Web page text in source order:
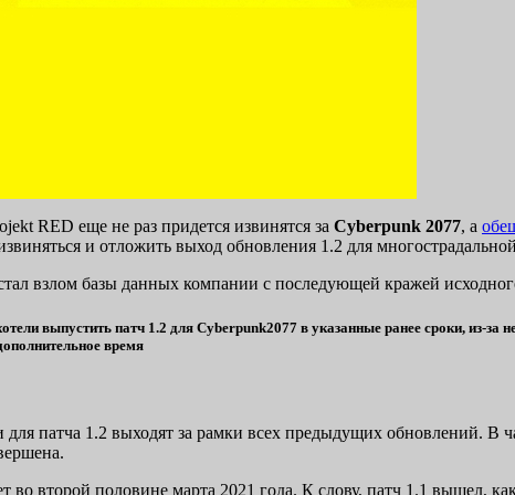
RED еще не раз придется извинятся за Cyberpunk 2077, а
и отложить выход обновления 1.2 для
взлом базы данных компании с последующей кражей
выпустить патч 1.2 для Cyberpunk2077 в указанные ранее сроки, из-за
время
для патча 1.2 выходят за рамки всех предыдущих обновлений.
во второй половине марта 2021 года. К слову, патч 1.1 вышел,